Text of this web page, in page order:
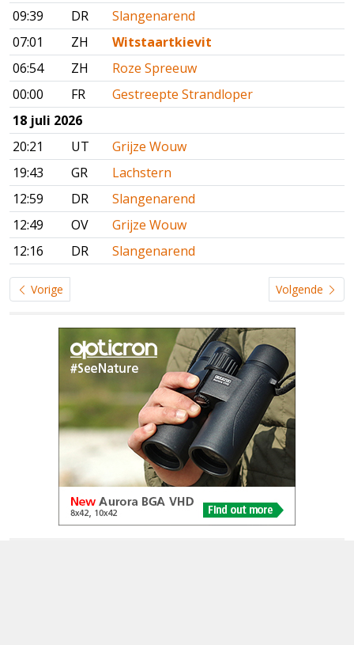
09:39
DR
Slangenarend
07:01
ZH
Witstaartkievit
06:54
ZH
Roze Spreeuw
00:00
FR
Gestreepte Strandloper
18 juli 2026
20:21
UT
Grijze Wouw
19:43
GR
Lachstern
12:59
DR
Slangenarend
12:49
OV
Grijze Wouw
12:16
DR Slangenarend
Vorige Volgende